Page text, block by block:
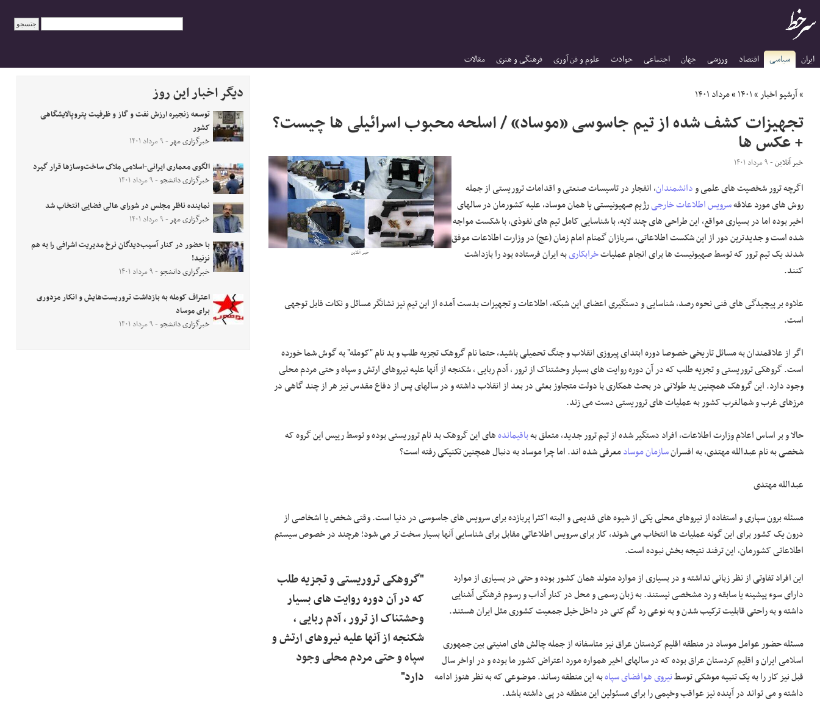
ایران سیاسی اقتصاد ورزشی جهان اجتماعی حوادث علوم و فن آوری فرهنگی و هنری مقالات
»آرشیو اخبار»۱۴۰۱»مرداد ۱۴۰۱
تجهیزات کشف شده از تیم جاسوسی «موساد» / اسلحه محبوب اسرائیلی ها چیست؟
+ عکس ها
خبر آنلاین
خبر آنلاین- ۹ مرداد ۱۴۰۱
اگرچه ترور شخصیت های علمی ودانشمندان، انفجار در تاسیسات صنعتی و اقدامات تروریستی از جمله
روش های مورد علاقهسرویس اطلاعات خارجیرژیم صهیونیستی یا همان موساد، علیه کشورمان در سالهای
اخیر بوده اما در بسیاری مواقع، این طراحی های چند لایه، با شناسایی کامل تیم های نفوذی، با شکست مواجه
شده است و جدیدترین دور از این شکست اطلاعاتی، سربازان گمنام امام زمان (عج) در وزارت اطلاعات موفق
شدند یک تیم ترور که توسط صهیونیست ها برای انجام عملیاتخرابکاریبه ایران فرستاده بود را بازداشت
کنند.
علاوه بر پیچیدگی های فنی نحوه رصد، شناسایی و دستگیری اعضای این شبکه، اطلاعات و تجهیزات بدست آمده از این تیم نیز نشانگر مسائل و نکات قابل توجهی
است.
اگر از علاقمندان به مسائل تاریخی خصوصا دوره ابتدای پیروزی انقلاب و جنگ تحمیلی باشید، حتما نام گروهک تجزیه طلب و بد نام "کومله" به گوش شما خورده
است. گروهکی تروریستی و تجزیه طلب که در آن دوره روایت های بسیار وحشتناک از ترور ، آدم ربایی ، شکنجه از آنها علیه نیروهای ارتش و سپاه و حتی مردم محلی
وجود دارد. این گروهک همچنین ید طولانی در بحث همکاری با دولت متجاوز بعثی در بعد از انقلاب داشته و در سالهای پس از دفاع مقدس نیز هر از چند گاهی در
مرزهای غرب و شمالغرب کشور به عملیات های تروریستی دست می زند.
حالا و بر اساس اعلام وزارت اطلاعات، افراد دستگیر شده از تیم ترور جدید، متعلق بهباقیماندههای این گروهک بد نام تروریستی بوده و توسط رییس این گروه که
شخصی به نام عبدالله مهتدی، به افسرانسازمان موسادمعرفی شده اند. اما چرا موساد به دنبال همچنین تکنیکی رفته است؟
عبدالله مهتدی
مسئله برون سپاری و استفاده از نیروهای محلی یکی از شیوه های قدیمی و البته اکثرا پربازده برای سرویس های جاسوسی در دنیا است. وقتی شخص یا اشخاصی از
درون یک کشور برای این گونه عملیات ها انتخاب می شوند، کار برای سرویس اطلاعاتی مقابل برای شناسایی آنها بسیار سخت تر می شود؛ هرچند در خصوص سیستم
اطلاعاتی کشورمان، این ترفند نتیجه بخش نبوده است.
"گروهکی تروریستی و تجزیه طلب
که در آن دوره روایت های بسیار
وحشتناک از ترور ، آدم ربایی ،
شکنجه از آنها علیه نیروهای ارتش و
سپاه و حتی مردم محلی وجود
دارد"
این افراد تفاوتی از نظر زبانی نداشته و در بسیاری از موارد متولد همان کشور بوده و حتی در بسیاری از موارد
دارای سوء پیشینه یا سابقه و رد مشخصی نیستند. به زبان رسمی و محل در کنار آداب و رسوم فرهنگی آشنایی
داشته و به راحتی قابلیت ترکیب شدن و به نوعی رد گم کنی در داخل خیل جمعیت کشوری مثل ایران هستند.
مسئله حضور عوامل موساد در منطقه اقلیم کردستان عراق نیز متاسفانه از جمله چالش های امنیتی بین جمهوری
اسلامی ایران و اقلیم کردستان عراق بوده که در سالهای اخیر همواره مورد اعتراض کشور ما بوده و در اواخر سال
قبل نیز کار را به یک تنبیه موشکی توسطنیروی هوافضای سپاهبه این منطقه رساند. موضوعی که به نظر هنوز ادامه
داشته و می تواند در آینده نیز عواقب وخیمی را برای مسئولین این منطقه در پی داشته باشد.
دیگر اخبار این روز
توسعه زنجیره ارزش نفت و گاز و ظرفیت پتروپالایشگاهی
کشور
خبرگزاری مهر- ۹ مرداد ۱۴۰۱
الگوی معماری ایرانی-اسلامی ملاک ساخت‌وسازها قرار گیرد
خبرگزاری دانشجو- ۹ مرداد ۱۴۰۱
نماینده ناظر مجلس در شورای عالی فضایی انتخاب شد
خبرگزاری مهر- ۹ مرداد ۱۴۰۱
با حضور در کنار آسیب‌دیدگان نرخ مدیریت اشرافی را به هم
نزنید!
خبرگزاری دانشجو- ۹ مرداد ۱۴۰۱
اعتراف کومله به بازداشت تروریست‌هایش و انکار مزدوری
برای موساد
خبرگزاری دانشجو- ۹ مرداد ۱۴۰۱